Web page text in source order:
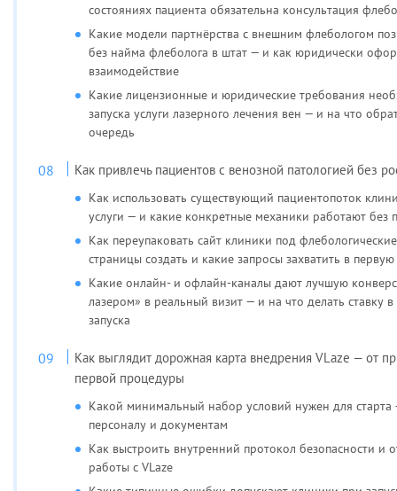
состояниях пациента обязательна консультация
Какие модели партнёрства с внешним флебологом
без найма флеболога в штат — и как юридически
взаимодействие
Какие лицензионные и юридические требования
запуска услуги лазерного лечения вен — и на что
очередь
Как привлечь пациентов с венозной патологией без
Как использовать существующий пациентопоток
услуги — и какие конкретные механики работают без
Как переупаковать сайт клиники под
страницы создать и какие запросы захватить в
Какие онлайн- и офлайн-каналы дают лучшую
лазером» в реальный визит — и на что делать ставку
запуска
Как выглядит дорожная карта внедрения VLaze — от
первой процедуры
Какой минимальный набор условий нужен для
персоналу и документам
Как выстроить внутренний протокол безопасности и
работы с VLaze